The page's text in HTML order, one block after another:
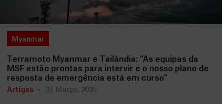
Myanmar
Terramoto Myanmar e Tailândia: “As equipas da
MSF estão prontas para intervir e o nosso plano de
resposta de emergência está em curso”
Artigos 31 Março, 2025